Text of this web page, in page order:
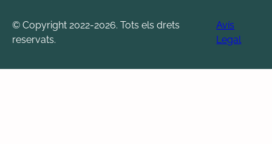
© Copyright 2022-2026. Tots els drets
reservats.
Avís
Legal